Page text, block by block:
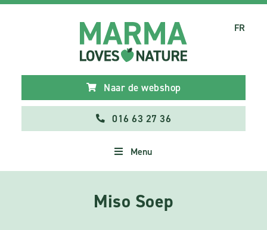
Naar de webshop
016 63 27 36
Menu
FR
Miso Soep